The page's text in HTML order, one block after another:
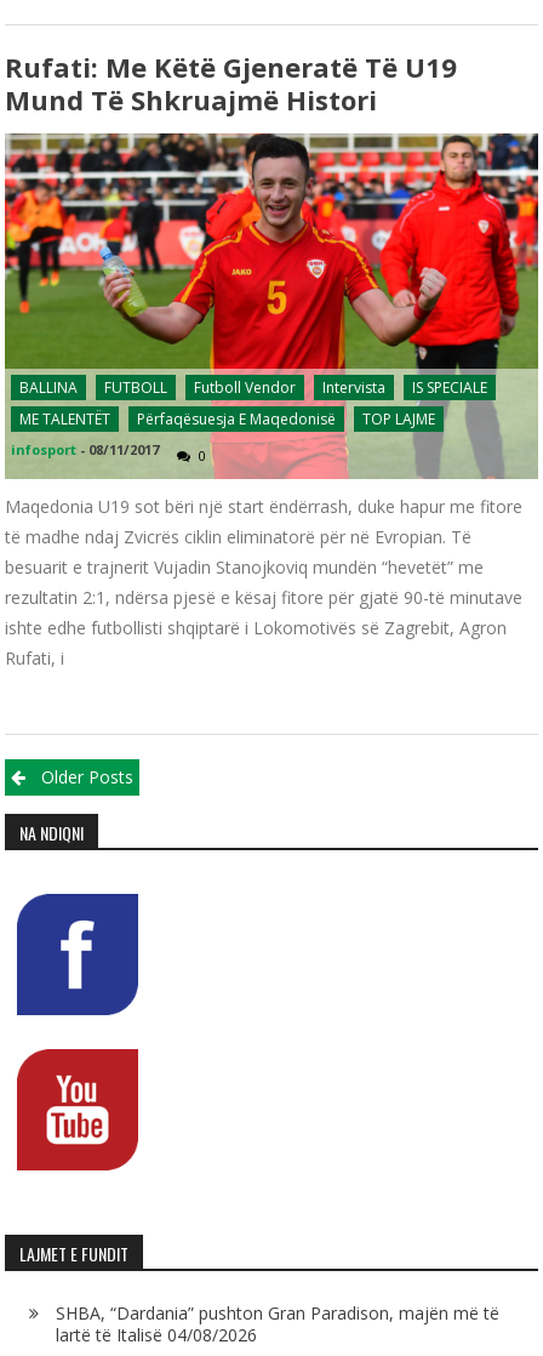
Rufati: Me Këtë Gjeneratë Të U19
Mund Të Shkruajmë Histori
BALLINA FUTBOLL Futboll Vendor Intervista
IS SPECIALE
ME TALENTËT
Përfaqësuesja E Maqedonisë TOP LAJME
infosport - 08/11/2017 0
Maqedonia U19 sot bëri një start ëndërrash, duke hapur me fitore
të madhe ndaj Zvicrës ciklin eliminatorë për në Evropian. Të
besuarit e trajnerit Vujadin Stanojkoviq mundën “hevetët” me
rezultatin 2:1, ndërsa pjesë e kësaj fitore për gjatë 90-të minutave
ishte edhe futbollisti shqiptarë i Lokomotivës së Zagrebit, Agron
Rufati, i
Posts navigation
Older Posts
NA NDIQNI
LAJMET E FUNDIT
SHBA, “Dardania” pushton Gran Paradison, majën më të
lartë të Italisë 04/08/2026